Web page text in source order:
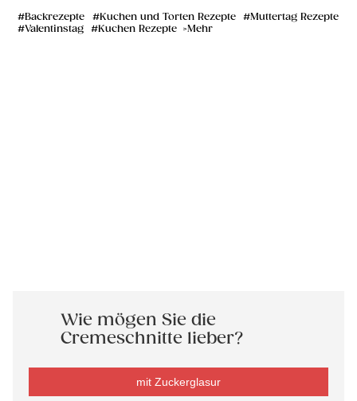
Backrezepte Kuchen und Torten Rezepte
Muttertag Rezepte
Valentinstag
Kuchen Rezepte Mehr
Wie mögen Sie die
Cremeschnitte lieber?
mit Zuckerglasur